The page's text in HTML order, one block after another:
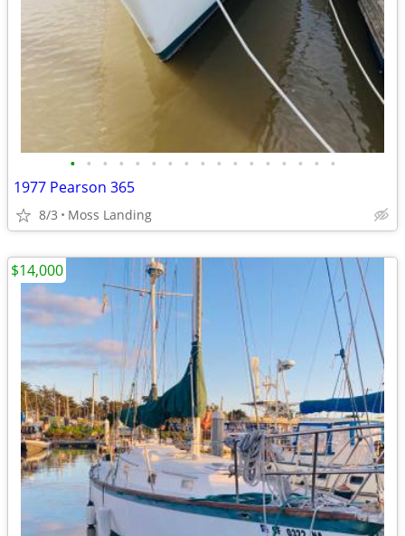
• • • • • • • • • • • • • • • • •
1977 Pearson 365
8/3 Moss Landing
$14,000